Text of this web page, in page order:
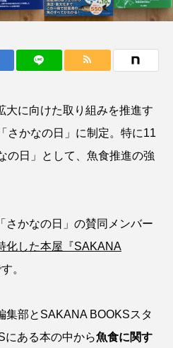
す
族館 アイゴ
アカカサゴ
アカハタ
アシカ アジ
アメリカザリガニ
大に向けた取り組みを推進す
さかなの日」に制定。特に11
の日」として、魚食推進の強
さかなの日」の賛同メンバー
化した本屋『SAKANA
。
集部とSAKANA BOOKSスタ
にある本の中から魚食に関す